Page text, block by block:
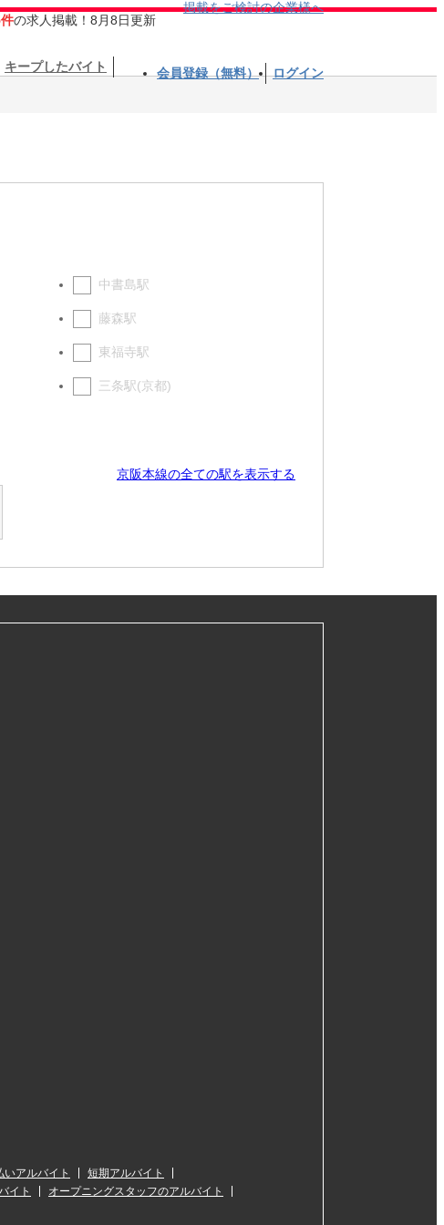
の求人掲載！8月8日更新
掲載をご検討の企業様へ
キープしたバイト 会員登録（無料） ログイン
中書島駅
藤森駅
東福寺駅
三条駅(京都)
京阪本線の全ての駅を表示する
いアルバイト
短期アルバイト
イト
オープニングスタッフのアルバイト